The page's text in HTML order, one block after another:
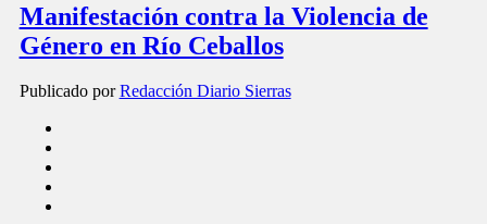
Manifestación contra la Violencia de
Género en Río Ceballos
Publicado porRedacción Diario Sierras